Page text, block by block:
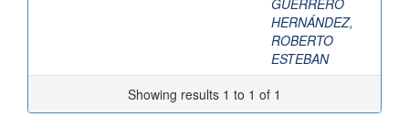
GUERRERO
HERNÁNDEZ,
ROBERTO
ESTEBAN
Showing results 1 to 1 of 1